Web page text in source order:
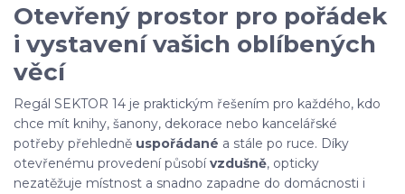
Otevřený prostor pro pořádek
i vystavení vašich oblíbených
věcí
Regál SEKTOR 14 je praktickým řešením pro každého, kdo
chce mít knihy, šanony, dekorace nebo kancelářské
potřeby přehledně uspořádané a stále po ruce. Díky
otevřenému provedení působívzdušně, opticky
nezatěžuje místnost a snadno zapadne do domácnosti i